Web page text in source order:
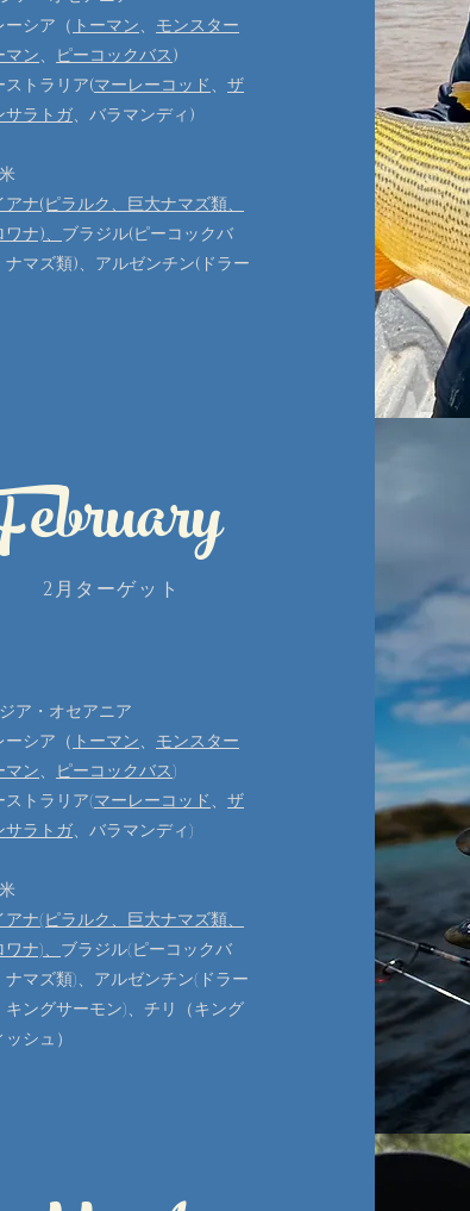
ーシア（ トーマン、 モンスター
マン、 ピーコックバス)
ストラリア(マーレーコッド、ザ
サラトガ、バラマンディ)
アナ(ピラルク、巨大ナマズ類、
ナ)、 ブラジル(ピーコックバ
ナマズ類)、アルゼンチン(ドラー
2月ターゲット
ア・オセアニア
ーシア（ トーマン
モンスター
マン
ピーコックバス)
ストラリア(マーレーコッド 、ザ
サラトガ 、バラマンディ)
アナ(ピラルク、巨大ナマズ類、
ナ)、 ブラジル(ピーコックバ
ナマズ類)、 アルゼンチン(ドラー
キングサーモン)、チリ（キング
ッシュ）